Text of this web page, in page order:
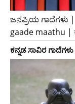
ಜನಪ್ರಿಯ ಗಾದೆಗಳು |
gaade maathu |
ಕನ್ನಡ ಸಾವಿರ